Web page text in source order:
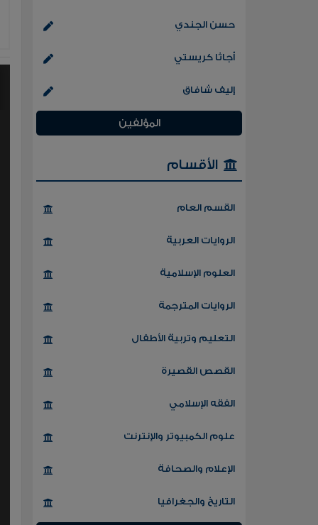
حسن الجندي
أجاثا كريستي
إليف شافاق
المؤلفين
الأقسام
القسم العام
الروايات العربية
العلوم الإسلامية
الروايات المترجمة
التعليم وتربية الأطفال
القصص القصيرة
الفقه الإسلامي
علوم الكمبيوتر والإنترنت
الإعلام والصحافة
التاريخ والجغرافيا